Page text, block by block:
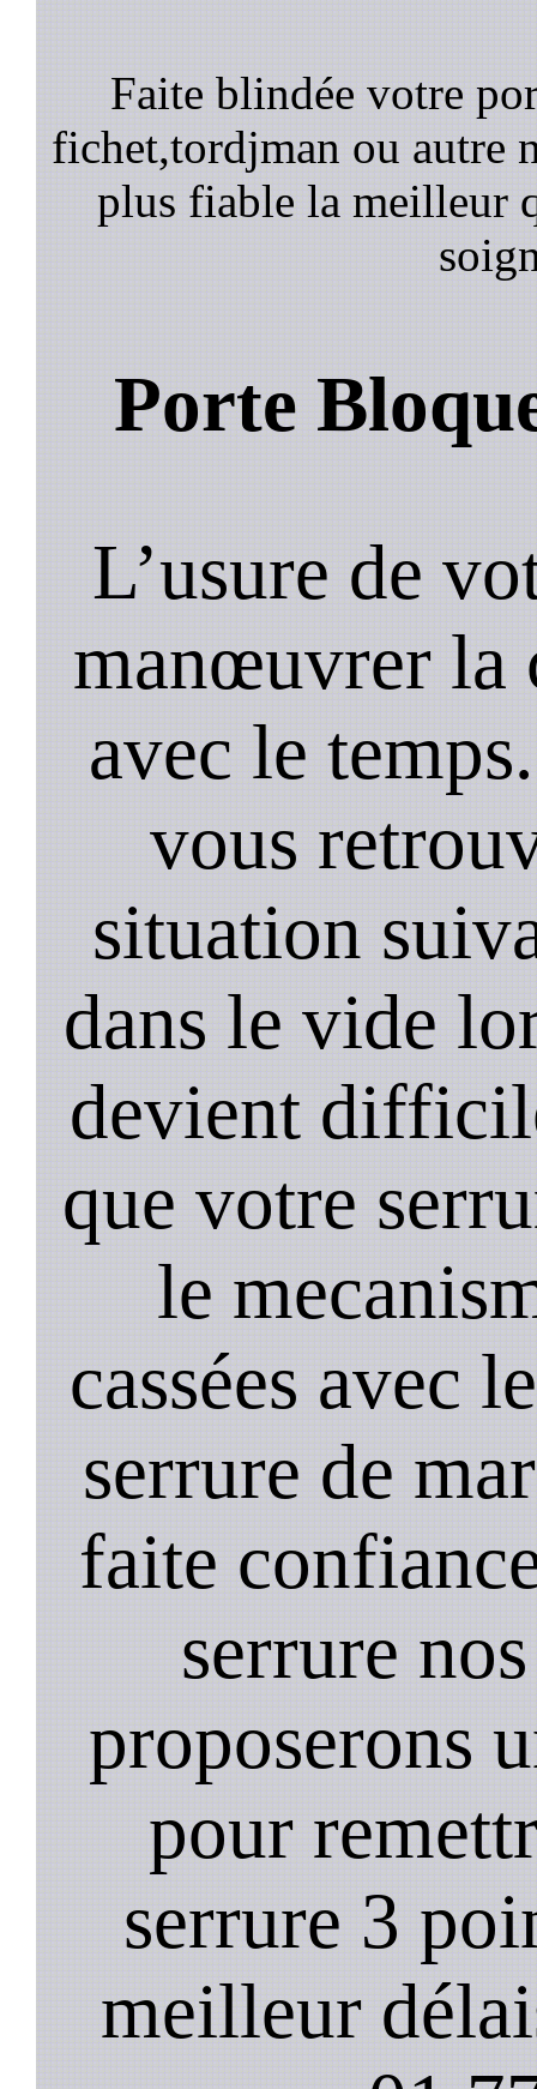
Faite blindée votre
fichet,tordjman ou autre
plus fiable la meilleur
Porte
L’usure de
manœuvrer la
avec le
vous
situation
dans le vide
devient
que votre
le
cassées avec
serrure de
faite
serrure
proposerons
pour
serrure 3
meilleur